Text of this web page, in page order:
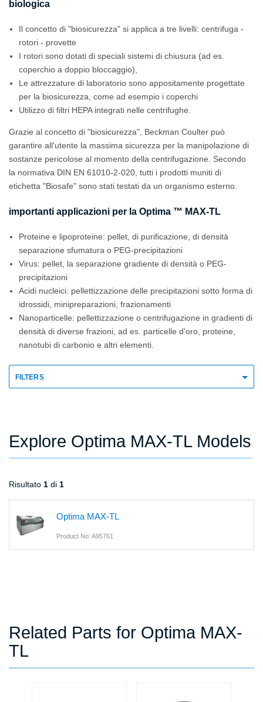
biologica
Il concetto di "biosicurezza" si applica a tre livelli: centrifuga -
rotori - provette
I rotori sono dotati di speciali sistemi di chiusura (ad es.
coperchio a doppio bloccaggio),
Le attrezzature di laboratorio sono appositamente progettate
per la biosicurezza, come ad esempio i coperchi
Utilizzo di filtri HEPA integrati nelle centrifughe.
Grazie al concetto di "biosicurezza", Beckman Coulter può
garantire all'utente la massima sicurezza per la manipolazione di
sostanze pericolose al momento della centrifugazione. Secondo
la normativa DIN EN 61010-2-020, tutti i prodotti muniti di
etichetta "Biosafe" sono stati testati da un organismo esterno.
importanti applicazioni per la Optima ™ MAX-TL
Proteine e lipoproteine: pellet, di purificazione, di densità
separazione sfumatura o PEG-precipitazioni
Virus: pellet, la separazione gradiente di densità o PEG-
precipitazioni
Acidi nucleici: pellettizzazione delle precipitazioni sotto forma di
idrossidi, minipreparazioni, frazionamenti
Nanoparticelle: pellettizzazione o centrifugazione in gradienti di
densità di diverse frazioni, ad es. particelle d'oro, proteine,
nanotubi di carbonio e altri elementi.
FILTERS
Explore Optima MAX-TL Models
Risultato 1 di 1
Optima MAX-TL
Product No: A95761
Related Parts for Optima MAX-
TL